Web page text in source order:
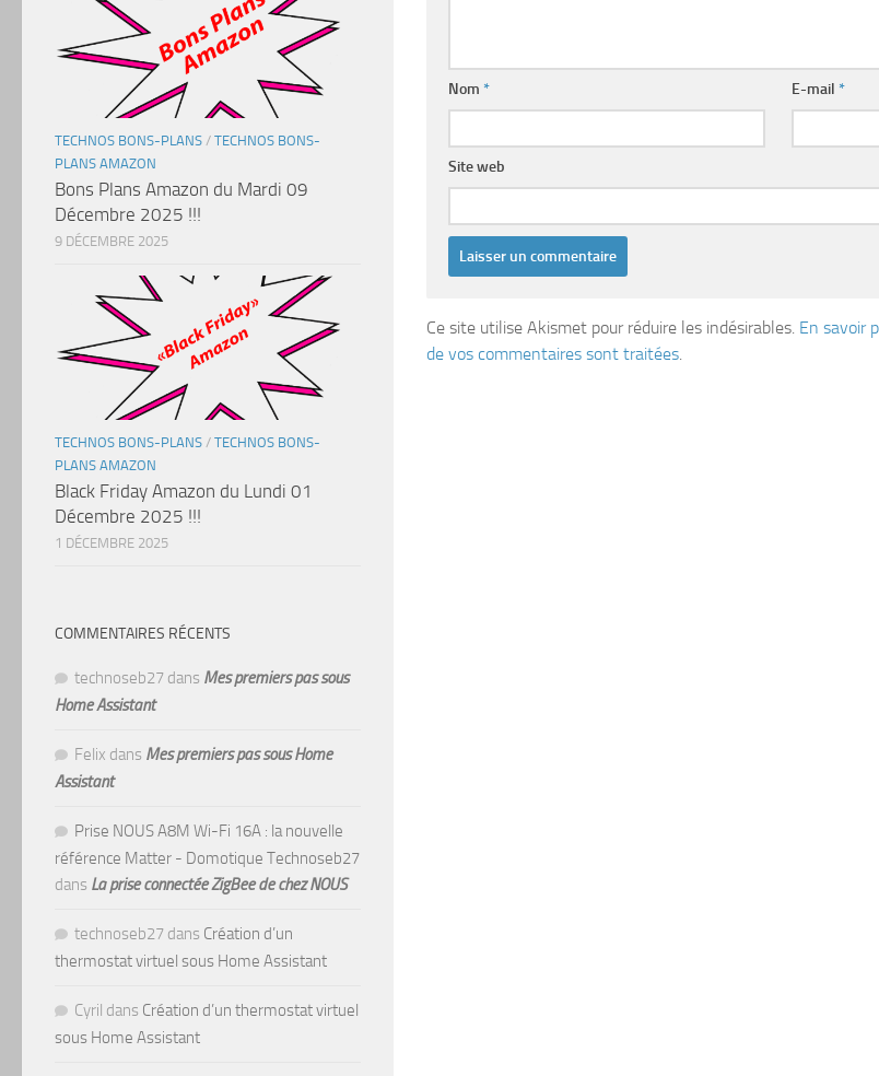
Nom * E-mail*
Site web
Ce site utilise Akismet pour réduire les indésirables. En savoir
de vos commentaires sont traitées.
TECHNOS BONS-PLANS / TECHNOS BONS-
PLANS AMAZON
Bons Plans Amazon du Mardi 09
Décembre 2025 !!!
9 DÉCEMBRE 2025
TECHNOS BONS-PLANS / TECHNOS BONS-
PLANS AMAZON
Black Friday Amazon du Lundi 01
Décembre 2025 !!!
1 DÉCEMBRE 2025
COMMENTAIRES RÉCENTS
technoseb27 dans Mes premiers pas sous
Home Assistant
Felix dans Mes premiers pas sous Home
Assistant
Prise NOUS A8M Wi-Fi 16A : la nouvelle
référence Matter - Domotique Technoseb27
dans La prise connectée ZigBee de chez NOUS
technoseb27 dans Création d’un
thermostat virtuel sous Home Assistant
Cyril dans Création d’un thermostat virtuel
sous Home Assistant